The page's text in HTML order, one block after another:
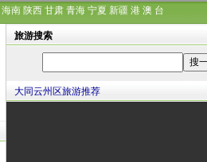
海南 陕西 甘肃 青海 宁夏 新疆 港 澳 台
旅游搜索
大同云州区旅游推荐